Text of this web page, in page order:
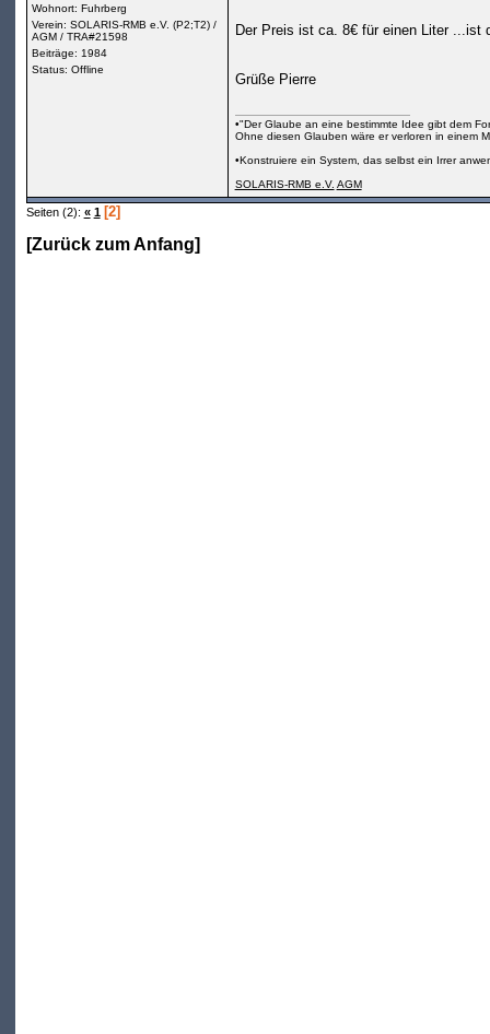
Wohnort: Fuhrberg
Verein: SOLARIS-RMB e.V. (P2;T2) /
AGM / TRA#21598
Beiträge: 1984
Status: Offline
Der Preis ist ca. 8€ für einen Liter ...ist
Grüße Pierre
•"Der Glaube an eine bestimmte Idee gibt dem
Ohne diesen Glauben wäre er verloren in einem
•Konstruiere ein System, das selbst ein Irrer
SOLARIS-RMB e.V. AGM
Seiten (2): « 1 [2]
[Zurück zum Anfang]